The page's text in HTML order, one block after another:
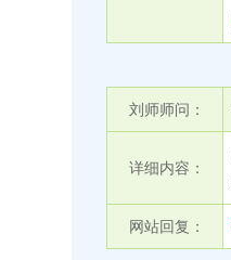
刘师师问：
详细内容：
网站回复：